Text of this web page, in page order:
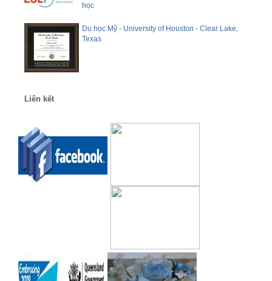
học
Du học Mỹ - University of Houston - Clear Lake,
Texas
Liên kết